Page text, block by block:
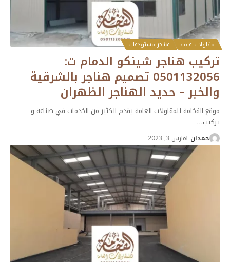
مقاولات عامة هناجر مستودعات
تركيب هناجر شينكو الدمام ت:
0501132056 تصميم هناجر بالشرقية
والخبر – حديد الهناجر الظهران
موقع الفخامة للمقاولات العامة يقدم الكثير من الخدمات في صناعة و
تركيب…
حمدان مارس 3, 2023